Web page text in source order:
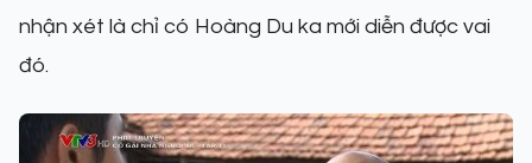
nhận xét là chỉ có Hoàng Du ka mới diễn được vai
đó.